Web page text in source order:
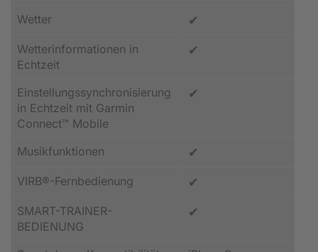
Wetter ✔
Wetterinformationen in
Echtzeit
✔
Einstellungssynchronisierung
in Echtzeit mit Garmin
Connect™ Mobile
✔
Musikfunktionen ✔
VIRB®-Fernbedienung ✔
SMART-TRAINER-
BEDIENUNG
✔